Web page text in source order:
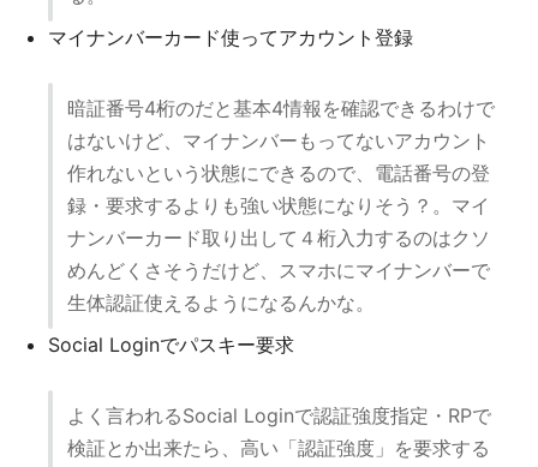
マイナンバーカード使ってアカウント登録
暗証番号4桁のだと基本4情報を確認できるわけで
はないけど、マイナンバーもってないアカウント
作れないという状態にできるので、電話番号の登
録・要求するよりも強い状態になりそう？。マイ
ナンバーカード取り出して４桁入力するのはクソ
めんどくさそうだけど、スマホにマイナンバーで
生体認証使えるようになるんかな。
Social Loginでパスキー要求
よく言われるSocial Loginで認証強度指定・RPで
検証とか出来たら、高い「認証強度」を要求する